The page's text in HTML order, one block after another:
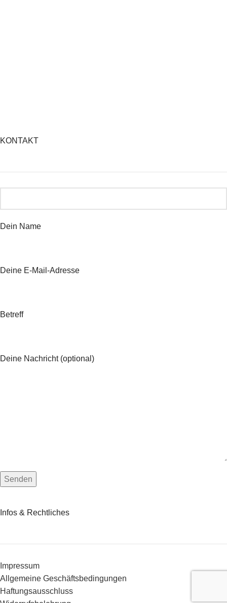
KONTAKT
Dein Name
Deine E-Mail-Adresse
Betreff
Deine Nachricht (optional)
Infos & Rechtliches
Impressum
Allgemeine Geschäftsbedingungen
Haftungsausschluss